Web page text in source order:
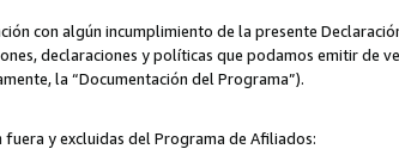
con algún incumplimiento de la presente
declaraciones y políticas que podamos emitir de
la “Documentación del Programa”).
y excluidas del Programa de Afiliados: